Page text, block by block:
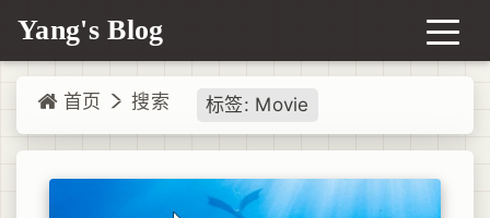
Yang's Blog
首页 搜索 标签: Movie